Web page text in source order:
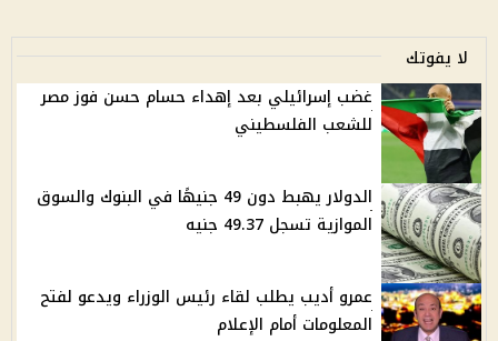
لا يفوتك
غضب إسرائيلي بعد إهداء حسام حسن فوز مصر
للشعب الفلسطيني
الدولار يهبط دون 49 جنيهًا في البنوك والسوق
الموازية تسجل 49.37 جنيه
عمرو أديب يطلب لقاء رئيس الوزراء ويدعو لفتح
المعلومات أمام الإعلام